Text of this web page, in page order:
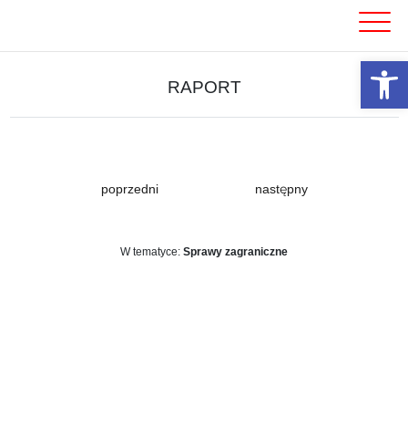
RAPORT
poprzedni następny
W tematyce: Sprawy zagraniczne